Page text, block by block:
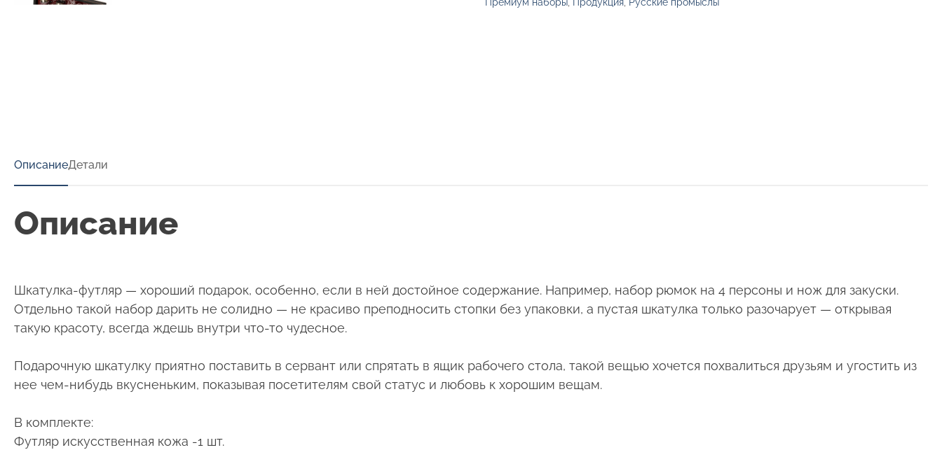
ОписаниеДетали
Описание
Шкатулка-футляр — хороший подарок, особенно, если в ней достойное содержание. Например, набор рюмок на 4 персоны и нож для закуски.
Отдельно такой набор дарить не солидно — не красиво преподносить стопки без упаковки, а пустая шкатулка только разочарует — открывая
такую красоту, всегда ждешь внутри что-то чудесное.
Подарочную шкатулку приятно поставить в сервант или спрятать в ящик рабочего стола, такой вещью хочется похвалиться друзьям и угостить из
нее чем-нибудь вкусненьким, показывая посетителям свой статус и любовь к хорошим вещам.
В комплекте:
Футляр искусственная кожа -1 шт.